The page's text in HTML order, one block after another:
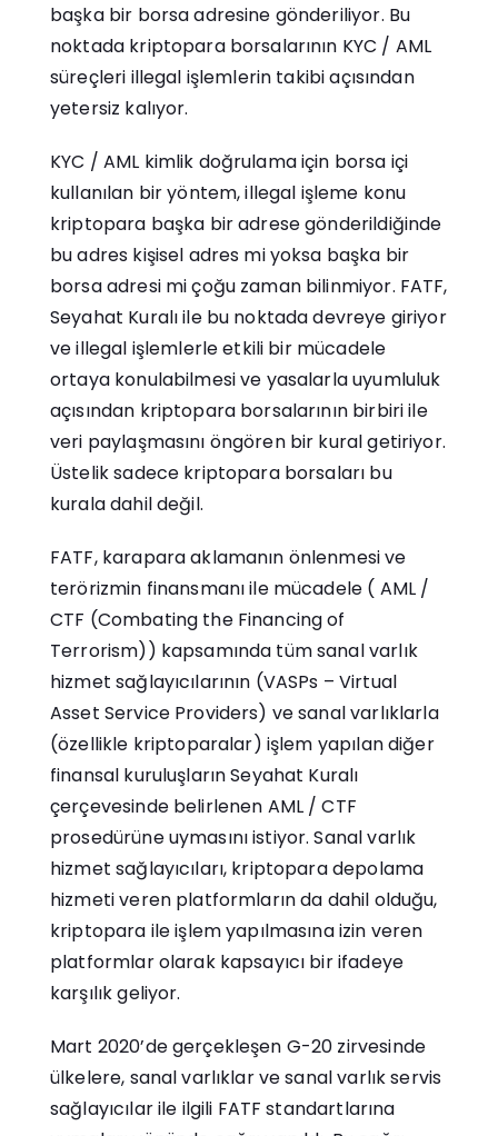
başka bir borsa adresine gönderiliyor. Bu
noktada kriptopara borsalarının KYC / AML
süreçleri illegal işlemlerin takibi açısından
yetersiz kalıyor.
KYC / AML kimlik doğrulama için borsa içi
kullanılan bir yöntem, illegal işleme konu
kriptopara başka bir adrese gönderildiğinde
bu adres kişisel adres mi yoksa başka bir
borsa adresi mi çoğu zaman bilinmiyor. FATF,
Seyahat Kuralı ile bu noktada devreye giriyor
ve illegal işlemlerle etkili bir mücadele
ortaya konulabilmesi ve yasalarla uyumluluk
açısından kriptopara borsalarının birbiri ile
veri paylaşmasını öngören bir kural getiriyor.
Üstelik sadece kriptopara borsaları bu
kurala dahil değil.
FATF, karapara aklamanın önlenmesi ve
terörizmin finansmanı ile mücadele ( AML /
CTF (Combating the Financing of
Terrorism)) kapsamında tüm sanal varlık
hizmet sağlayıcılarının (VASPs – Virtual
Asset Service Providers) ve sanal varlıklarla
(özellikle kriptoparalar) işlem yapılan diğer
finansal kuruluşların Seyahat Kuralı
çerçevesinde belirlenen AML / CTF
prosedürüne uymasını istiyor. Sanal varlık
hizmet sağlayıcıları, kriptopara depolama
hizmeti veren platformların da dahil olduğu,
kriptopara ile işlem yapılmasına izin veren
platformlar olarak kapsayıcı bir ifadeye
karşılık geliyor.
Mart 2020’de gerçekleşen G-20 zirvesinde
ülkelere, sanal varlıklar ve sanal varlık servis
sağlayıcılar ile ilgili FATF standartlarına